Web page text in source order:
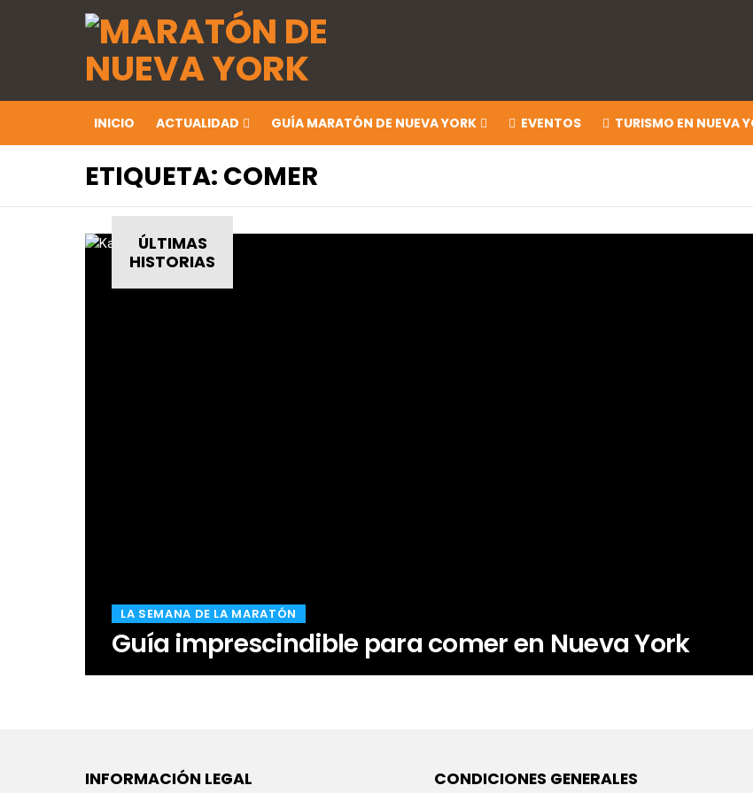
INICIO ACTUALIDAD GUÍA MARATÓN DE NUEVA YORK EVENTOS TURISMO EN NUEVA
ETIQUETA: COMER
ÚLTIMAS
HISTORIAS
​LA SEMANA DE LA MARATÓN
Guía imprescindible para comer en Nueva York
INFORMACIÓN LEGAL CONDICIONES GENERALES